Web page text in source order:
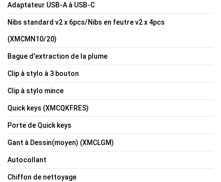
Adaptateur USB-A à USB-C
Nibs standard v2 x 6pcs/Nibs en feutre v2 x 4pcs
(XMCMN10/20)
Bague d'extraction de la plume
Clip à stylo à 3 bouton
Clip à stylo mince
Quick keys (XMCQKFRES)
Porte de Quick keys
Gant à Dessin(moyen) (XMCLGM)
Autocollant
Chiffon de nettoyage